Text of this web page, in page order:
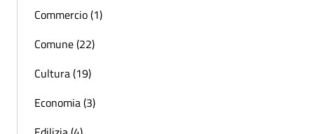
Commercio (1)
Comune (22)
Cultura (19)
Economia (3)